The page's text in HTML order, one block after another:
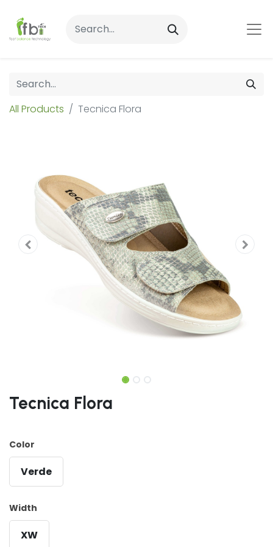
All Products Tecnica Flora
Tecnica Flora
Color
Verde
Width
XW